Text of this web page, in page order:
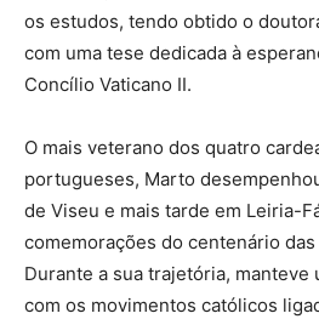
os estudos, tendo obtido o
com uma tese dedicada à
Concílio Vaticano II.
O mais veterano dos quatro
portugueses, Marto
de Viseu e mais tarde em Leiria-
comemorações do centenário
Durante a sua trajetória,
com os movimentos católicos